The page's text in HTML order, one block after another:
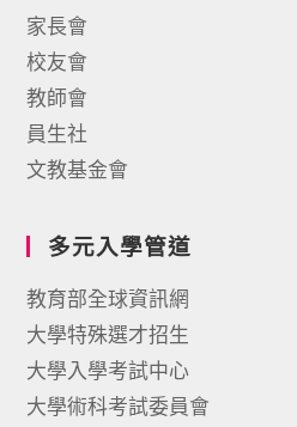
家長會
校友會
教師會
員生社
文教基金會
多元入學管道
教育部全球資訊網
大學特殊選才招生
大學入學考試中心
大學術科考試委員會